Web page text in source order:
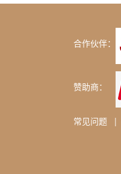
合作伙伴：
赞助商：
常见问题 |